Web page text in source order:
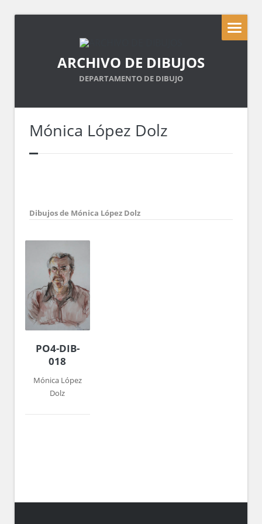
ARCHIVO DE DIBUJOS
DEPARTAMENTO DE DIBUJO
Mónica López Dolz
Dibujos de Mónica López Dolz
PO4-DIB-
018
Mónica López
Dolz